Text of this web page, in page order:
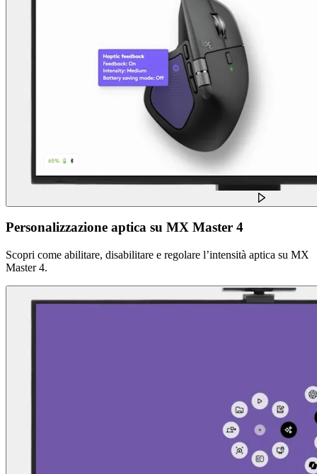
Personalizzazione aptica su MX Master 4
Scopri come abilitare, disabilitare e regolare l’intensità aptica su MX
Master 4.